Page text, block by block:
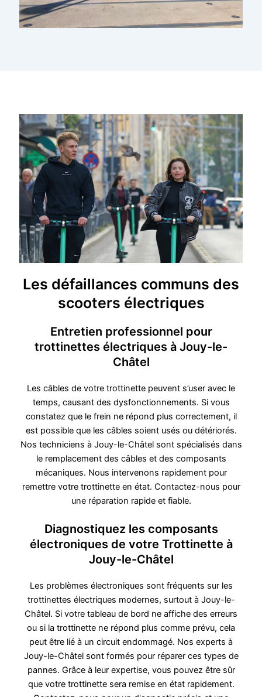
Les défaillances communs des
scooters électriques
Entretien professionnel pour
trottinettes électriques à Jouy-le-
Châtel
Les câbles de votre trottinette peuvent s’user avec le
temps, causant des dysfonctionnements. Si vous
constatez que le frein ne répond plus correctement, il
est possible que les câbles soient usés ou détériorés.
Nos techniciens à Jouy-le-Châtel sont spécialisés dans
le remplacement des câbles et des composants
mécaniques. Nous intervenons rapidement pour
remettre votre trottinette en état. Contactez-nous pour
une réparation rapide et fiable.
Diagnostiquez les composants
électroniques de votre Trottinette à
Jouy-le-Châtel
Les problèmes électroniques sont fréquents sur les
trottinettes électriques modernes, surtout à Jouy-le-
Châtel. Si votre tableau de bord ne affiche des erreurs
ou si la trottinette ne répond plus comme prévu, cela
peut être lié à un circuit endommagé. Nos experts à
Jouy-le-Châtel sont formés pour réparer ces types de
pannes. Grâce à leur expertise, vous pouvez être sûr
que votre trottinette sera remise en état rapidement.